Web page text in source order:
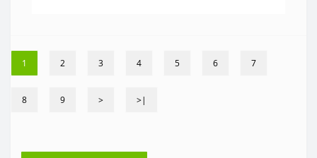
1 2 3 4 5 6 7
8 9 > >|